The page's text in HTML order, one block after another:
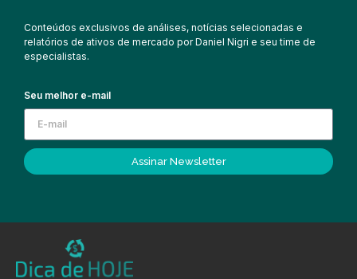
Conteúdos exclusivos de análises, notícias selecionadas e
relatórios de ativos de mercado por Daniel Nigri e seu time de
especialistas.
Seu melhor e-mail
Assinar Newsletter